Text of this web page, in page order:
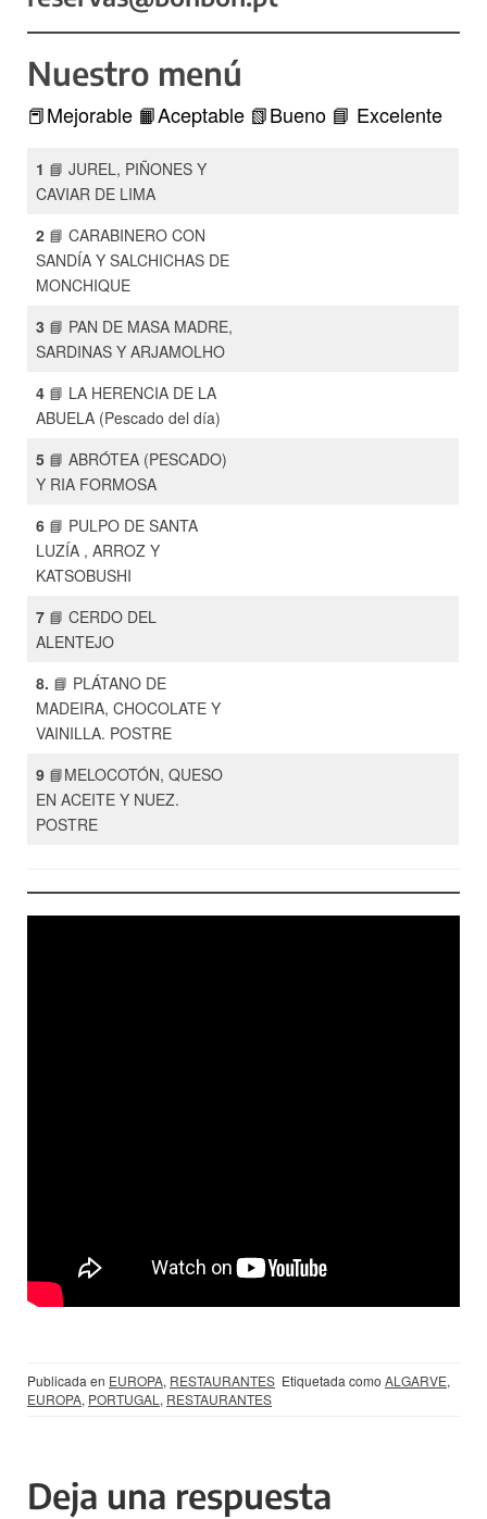
Nuestro menú
📕Mejorable 📙Aceptable 📗Bueno 📘 Excelente
1 📘 JUREL, PIÑONES Y
CAVIAR DE LIMA
2 📘 CARABINERO CON
SANDÍA Y SALCHICHAS DE
MONCHIQUE
3 📘 PAN DE MASA MADRE,
SARDINAS Y ARJAMOLHO
4 📘 LA HERENCIA DE LA
ABUELA (Pescado del día)
5 📘 ABRÓTEA (PESCADO)
Y RIA FORMOSA
6 📘 PULPO DE SANTA
LUZÍA , ARROZ Y
KATSOBUSHI
7 📘 CERDO DEL
ALENTEJO
8. 📘 PLÁTANO DE
MADEIRA, CHOCOLATE Y
VAINILLA. POSTRE
9 📘MELOCOTÓN, QUESO
EN ACEITE Y NUEZ.
POSTRE
Publicada en EUROPA, RESTAURANTES Etiquetada como ALGARVE,
EUROPA, PORTUGAL , RESTAURANTES
Deja una respuesta